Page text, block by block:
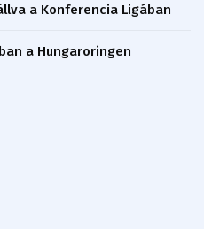
a Konferencia Ligában
a Hungaroringen